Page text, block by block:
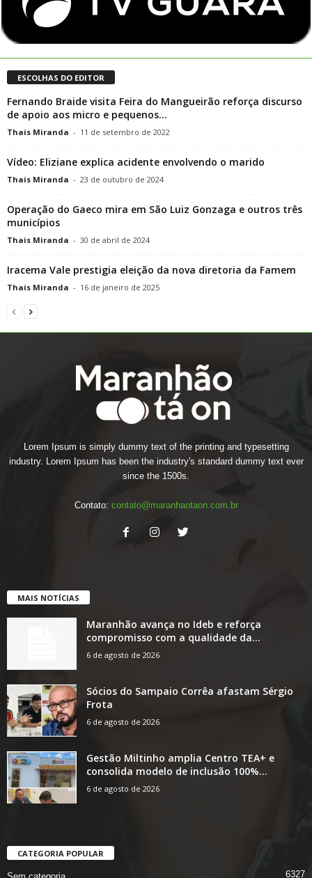
ESCOLHAS DO EDITOR
Fernando Braide visita Feira do Mangueirão reforça discurso
de apoio aos micro e pequenos...
Thais Miranda - 11 de setembro de 2022
Vídeo: Eliziane explica acidente envolvendo o marido
Thais Miranda - 23 de outubro de 2024
Operação do Gaeco mira em São Luiz Gonzaga e outros três
municípios
Thais Miranda - 30 de abril de 2024
Iracema Vale prestigia eleição da nova diretoria da Famem
Thais Miranda - 16 de janeiro de 2025
Lorem Ipsum is simply dummy text of the printing and typesetting
industry. Lorem Ipsum has been the industry's standard dummy text ever
since the 1500s.
Contato: contato@maranhaotaon.com.br
MAIS NOTÍCIAS
Maranhão avança no Ideb e reforça
compromisso com a qualidade da...
6 de agosto de 2026
Sócios do Sampaio Corrêa afastam Sérgio
Frota
6 de agosto de 2026
Gestão Miltinho amplia Centro TEA+ e
consolida modelo de inclusão 100%...
6 de agosto de 2026
CATEGORIA POPULAR
6327